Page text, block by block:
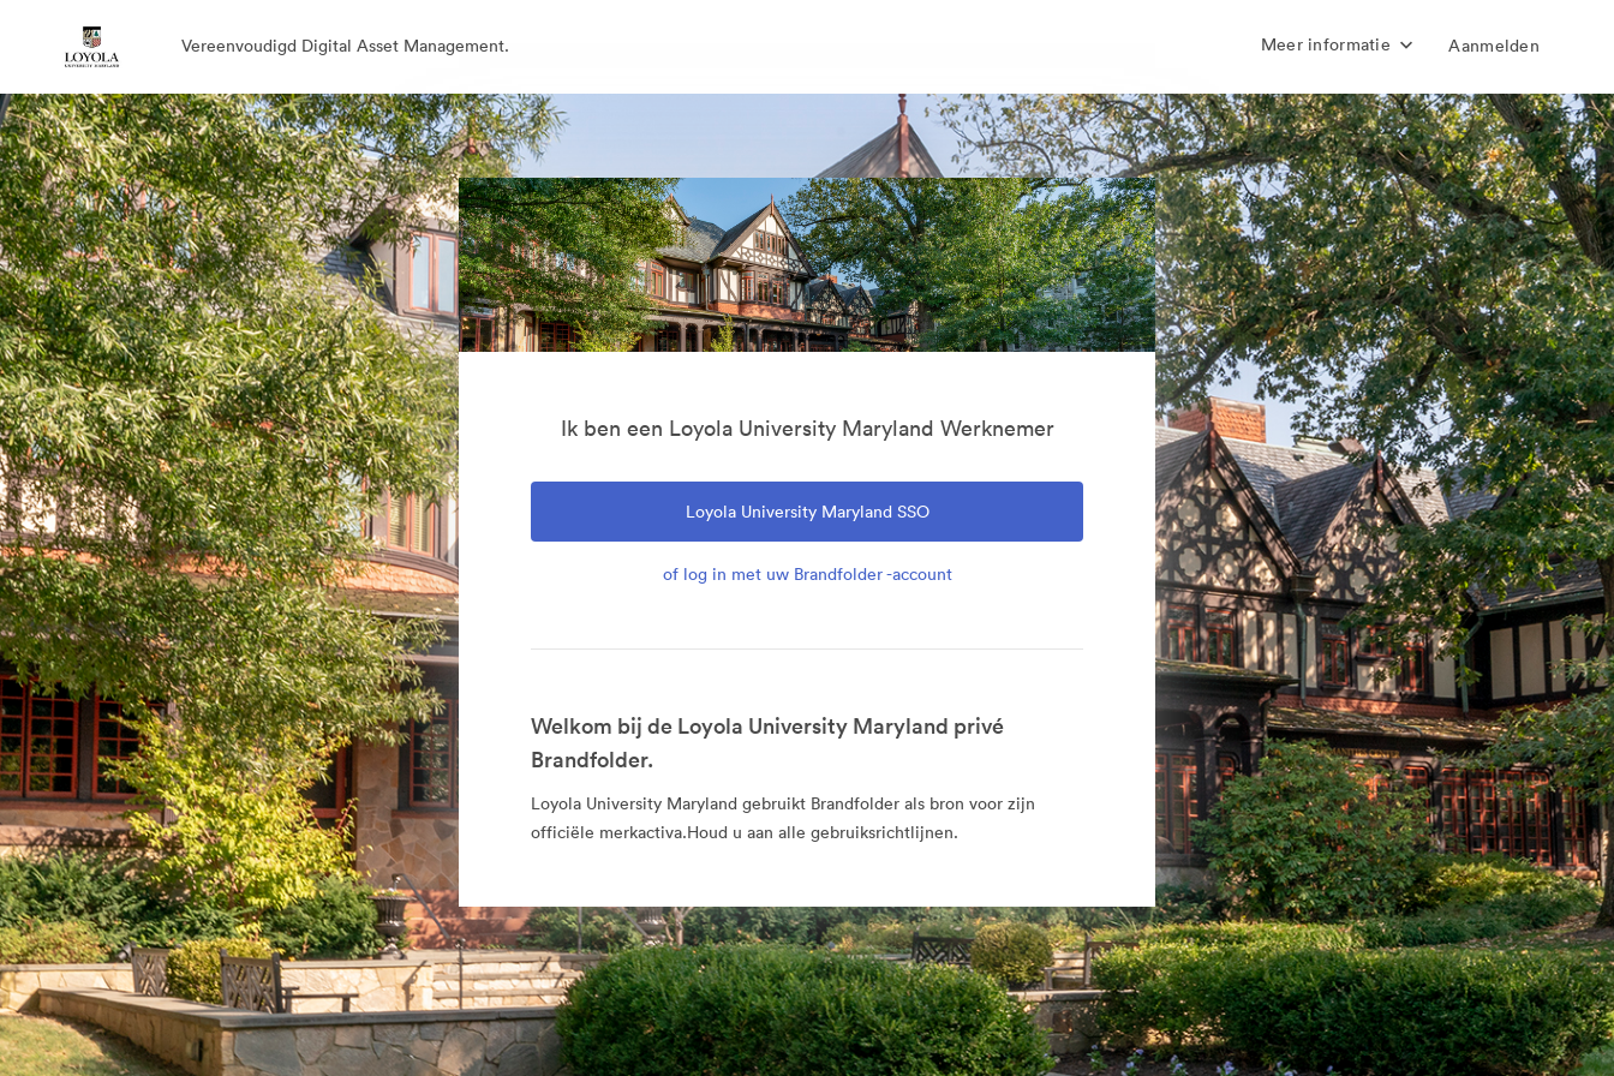
Vereenvoudigd Digital Asset Management. Meer informatie Aanmelden
Ik ben een Loyola University Maryland Werknemer
Loyola University Maryland SSO
of log in met uw Brandfolder -account
Welkom bij de Loyola University Maryland privé
Brandfolder.
Loyola University Maryland gebruikt Brandfolder als bron voor zijn
officiële merkactiva.Houd u aan alle gebruiksrichtlijnen.